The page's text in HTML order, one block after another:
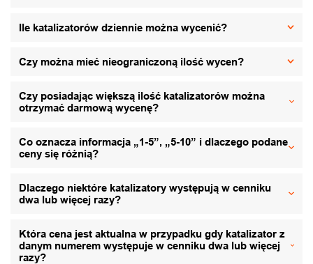
Ile katalizatorów dziennie można wycenić?
Czy można mieć nieograniczoną ilość wycen?
Czy posiadając większą ilość katalizatorów można
otrzymać darmową wycenę?
Co oznacza informacja „1-5”, „5-10” i dlaczego podane
ceny się różnią?
Dlaczego niektóre katalizatory występują w cenniku
dwa lub więcej razy?
Która cena jest aktualna w przypadku gdy katalizator z
danym numerem występuje w cenniku dwa lub więcej
razy?